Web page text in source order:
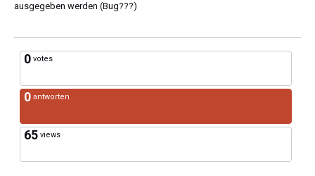
ausgegeben werden (Bug???)
0 votes
0 antworten
65 views